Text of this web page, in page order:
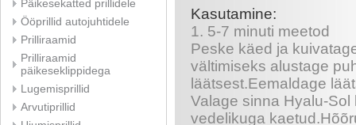
Kasutamine:
1. 5-7 minuti meetod
Peske käed ja
vältimiseks alustage
läätsest.Eemaldage
Valage sinna Hyalu-
vedelikuga
Päikesekatted prillidele
Ööprillid autojuhtidele
Prilliraamid
Prilliraamid
päikeseklippidega
Lugemisprillid
Arvutiprillid